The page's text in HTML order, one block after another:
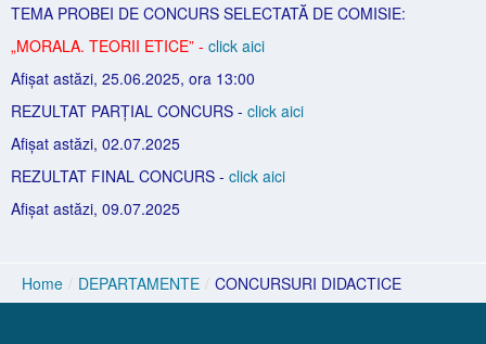
TEMA PROBEI DE CONCURS SELECTATĂ DE COMISIE:
„MORALA. TEORII ETICE” - click aici
Afișat astăzi, 25.06.2025, ora 13:00
REZULTAT PARȚIAL CONCURS - click aici
Afișat astăzi, 02.07.2025
REZULTAT FINAL CONCURS - click aici
Afișat astăzi, 09.07.2025
Home / DEPARTAMENTE / CONCURSURI DIDACTICE